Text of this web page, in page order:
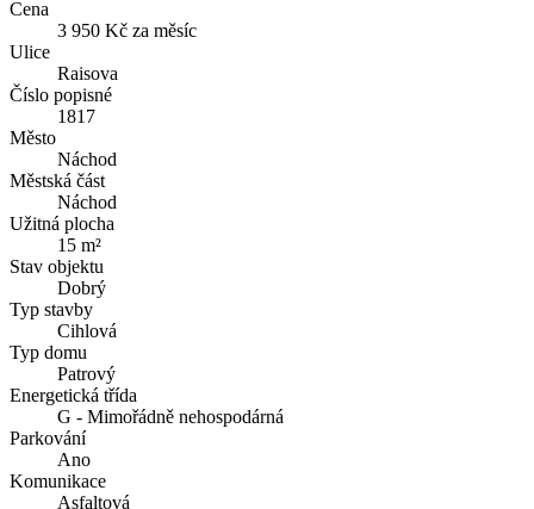
Cena
3 950 Kč za měsíc
Ulice
Raisova
Číslo popisné
1817
Město
Náchod
Městská část
Náchod
Užitná plocha
15 m²
Stav objektu
Dobrý
Typ stavby
Cihlová
Typ domu
Patrový
Energetická třída
G - Mimořádně nehospodárná
Parkování
Ano
Komunikace
Asfaltová